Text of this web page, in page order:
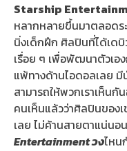
Starship
หลากหลายขึ้นมาตลอดร
นิ่งเด็กฝึก ศิลปินที่ได้เด
เรื่อย ๆ เพื่อพัฒนาตัวเอ
แพ้ทางด้านไอดอลเลย
สามารถให้พวกเราเห็น
คนเห็นแล้วว่าศิลปินของ
เลย ไม่ค้านสายตาแน่น
Entertainment วงไหน